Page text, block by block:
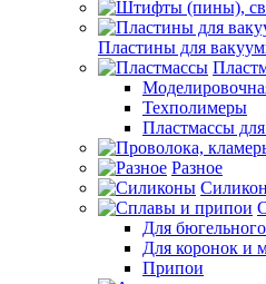
Пластины для
Техполимеры
Пластмассы
Разное
Для
Для коронок и
Припои